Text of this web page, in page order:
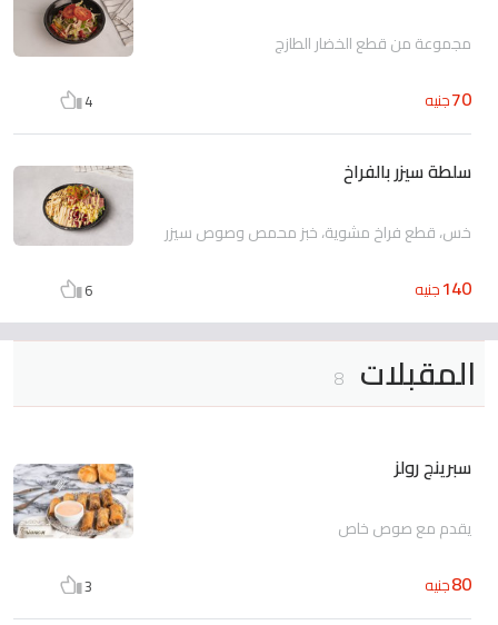
مجموعة من قطع الخضار الطازج
70جنيه 4
سلطة سيزر بالفراخ
خس، قطع فراخ مشوية، خبز محمص وصوص سيزر
140جنيه 6
المقبلات 8
سبرينج رولز
يقدم مع صوص خاص
80جنيه 3